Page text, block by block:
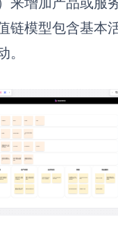
UML图
数据流图
情绪板
链模型包含基本
。